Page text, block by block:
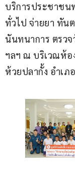
บริการประชาชน
ทั่วไป จ่ายยา ทัน
นันทนาการ ตรว
ฯลฯ ณ บริเวณห้
ห้วยปลากั้ง อำเภ